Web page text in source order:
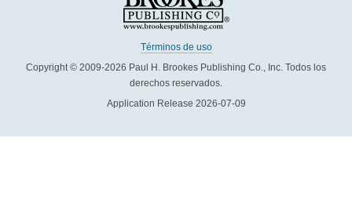
Términos de uso
Copyright © 2009-2026 Paul H. Brookes Publishing Co., Inc. Todos los
derechos reservados.
Application Release 2026-07-09